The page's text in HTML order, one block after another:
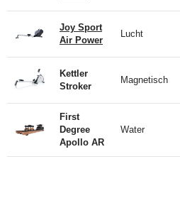
Joy Sport
Air Power
Lucht
Kettler
Stroker
Magnetisch
First
Degree
Apollo AR
Water